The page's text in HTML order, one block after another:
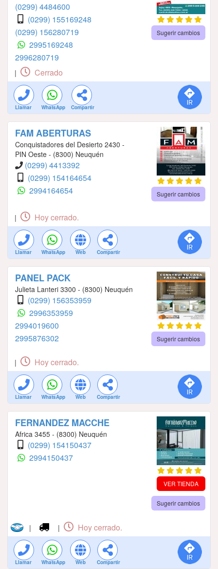
(0299) 4484600
(0299) 155169248
(0299) 156280719
2995169248
2996280719
Sugerir cambios
| Cerrado
Llamar WhatsApp Compartir
FAM ABERTURAS
Conquistadores del Desierto 2430 -
PIN Oeste - (8300) Neuquén
(0299) 4413392
(0299) 154164654
2994164654
Sugerir cambios
| Hoy cerrado.
Llamar WhatsApp Web Compartir
PANEL PACK
Julieta Lanteri 3300 - (8300) Neuquén
(0299) 156353959
2996353959
2994019600
2995876302
Sugerir cambios
| Hoy cerrado.
Llamar WhatsApp Web Compartir
FERNANDEZ MACCHE
Africa 3455 - (8300) Neuquén
(0299) 154150437
2994150437
VER TIENDA
Sugerir cambios
| | Hoy cerrado.
Llamar WhatsApp Web Compartir